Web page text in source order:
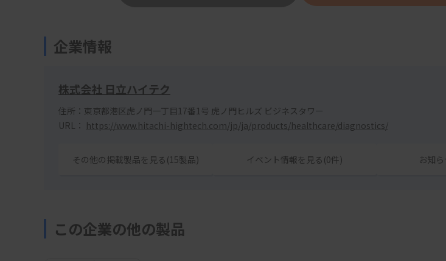
企業情報
株式会社 日立ハイテク
住所：東京都港区虎ノ門一丁目17番1号 虎ノ門ヒルズ ビジネスタワー
URL： https://www.hitachi-hightech.com/jp/ja/products/healthcare/diagnostics/
その他の掲載製品を見る(15製品) イベント情報を見る(0件) お知
この企業の他の製品